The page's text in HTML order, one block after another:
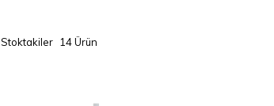
Stoktakiler 14 Ürün